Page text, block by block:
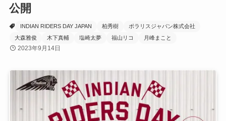
公開
INDIAN RIDERS DAY JAPAN 柏秀樹
ポラリスジャパン株式会社
大森雅俊
木下真輔 塩崎太夢 福山リコ 月峰まこと
2023年9月14日